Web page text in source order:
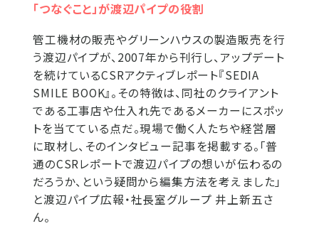
「つなぐこと」が渡辺パイプの役割
管工機材の販売やグリーンハウスの製造販売を行
う渡辺パイプが、2007年から刊行し、アップデート
を続けているCSRアクティブレポート『SEDIA
SMILE BOOK』。その特徴は、同社のクライアント
である工事店や仕入れ先であるメーカーにスポッ
トを当てている点だ。現場で働く人たちや経営層
に取材し、そのインタビュー記事を掲載する。「普
通のCSRレポートで渡辺パイプの想いが伝わるの
だろうか、という疑問から編集方法を考えました」
と渡辺パイプ広報・社長室グループ 井上新五さ
ん。